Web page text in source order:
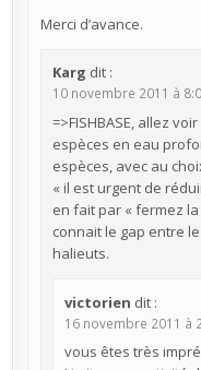
Merci d’avance.
Karg dit :
10 novembre 2011 à
=>FISHBASE, allez
espèces en eau
espèces, avec au
« il est urgent de
en fait par « fermez
connait le gap entre
halieuts.
victorien dit :
16 novembre 2011 à
vous êtes très